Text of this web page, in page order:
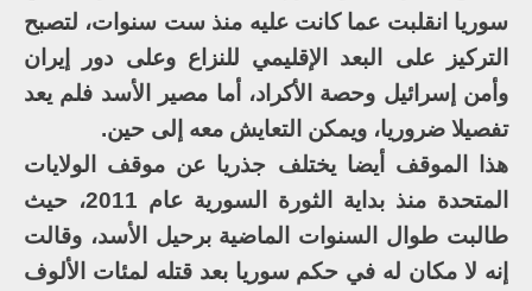
سوريا انقلبت عما كانت عليه منذ ست سنوات، لتصبح
التركيز على البعد الإقليمي للنزاع وعلى دور إيران
وأمن إسرائيل وحصة الأكراد، أما مصير الأسد فلم يعد
تفصيلا ضروريا، ويمكن التعايش معه إلى حين.
هذا الموقف أيضا يختلف جذريا عن موقف الولايات
المتحدة منذ بداية الثورة السورية عام 2011، حيث
طالبت طوال السنوات الماضية برحيل الأسد، وقالت
إنه لا مكان له في حكم سوريا بعد قتله لمئات الألوف